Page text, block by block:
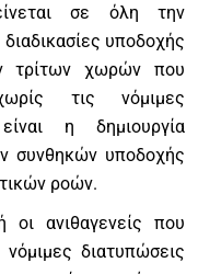
σε όλη την
διαδικασίες υποδοχής
τρίτων χωρών που
τις νόμιμες
η δημιουργία
συνθηκών υποδοχής
ροών.
ανιθαγενείς που
διατυπώσεις